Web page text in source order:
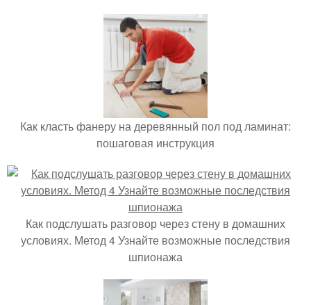
Как класть фанеру на деревянный пол под ламинат:
пошаговая инструкция
Как подслушать разговор через стену в домашних
условиях. Метод 4 Узнайте возможные последствия
шпионажа